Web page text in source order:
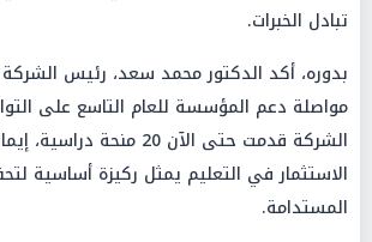
تبادل الخبرات.
بدوره، أكد الدكتور محمد سعد، رئيس الشركة
مواصلة دعم المؤسسة للعام التاسع على
الشركة قدمت حتى الآن 20 منحة
الاستثمار في التعليم يمثل ركيزة أساسية
المستدامة.